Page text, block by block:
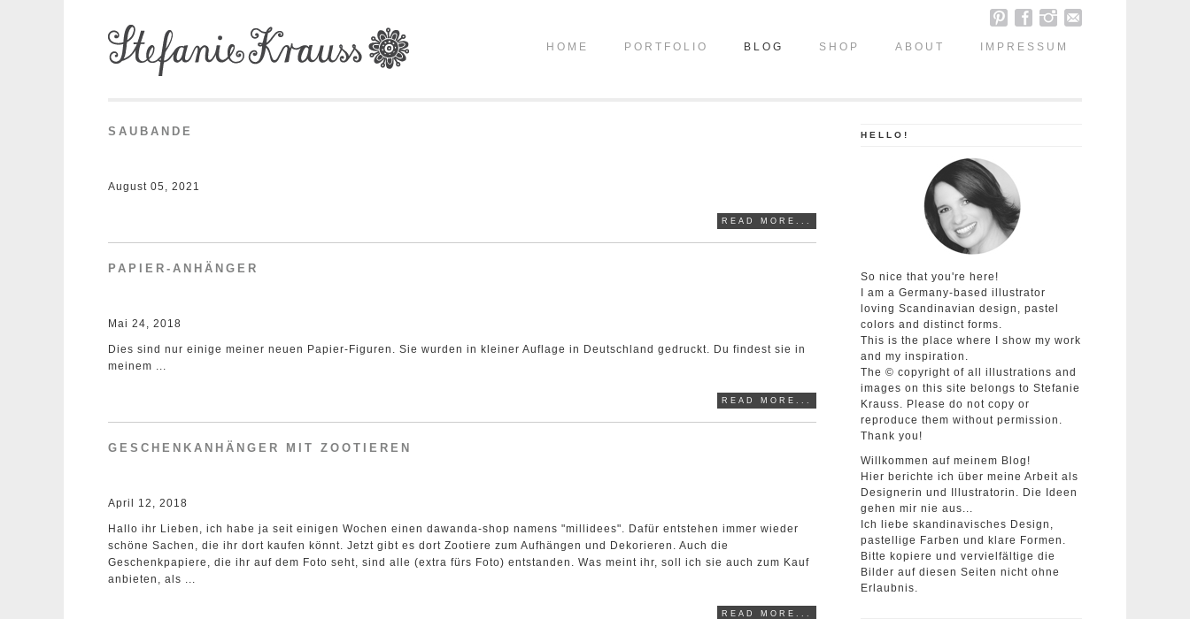
HOME PORTFOLIO BLOG SHOP ABOUT IMPRESSUM
SAUBANDE
August 05, 2021
READ MORE...
PAPIER-ANHÄNGER
Mai 24, 2018
Dies sind nur einige meiner neuen Papier-Figuren. Sie wurden in kleiner Auflage in Deutschland gedruckt. Du findest sie in
meinem ...
READ MORE...
GESCHENKANHÄNGER MIT ZOOTIEREN
April 12, 2018
Hallo ihr Lieben, ich habe ja seit einigen Wochen einen dawanda-shop namens "millidees". Dafür entstehen immer wieder
schöne Sachen, die ihr dort kaufen könnt. Jetzt gibt es dort Zootiere zum Aufhängen und Dekorieren. Auch die
Geschenkpapiere, die ihr auf dem Foto seht, sind alle (extra fürs Foto) entstanden. Was meint ihr, soll ich sie auch zum Kauf
anbieten, als ...
READ MORE...
HELLO!
So nice that you're here!
I am a Germany-based illustrator
loving Scandinavian design, pastel
colors and distinct forms.
This is the place where I show my work
and my inspiration.
The © copyright of all illustrations and
images on this site belongs to Stefanie
Krauss. Please do not copy or
reproduce them without permission.
Thank you!
Willkommen auf meinem Blog!
Hier berichte ich über meine Arbeit als
Designerin und Illustratorin. Die Ideen
gehen mir nie aus...
Ich liebe skandinavisches Design,
pastellige Farben und klare Formen.
Bitte kopiere und vervielfältige die
Bilder auf diesen Seiten nicht ohne
Erlaubnis.